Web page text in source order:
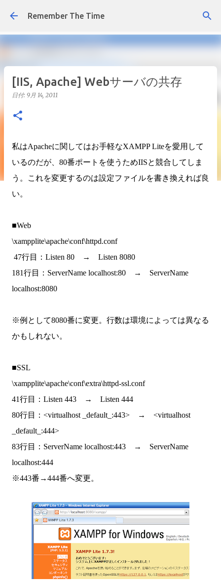
スキップしてメイン コンテンツに移動
Remember The Time
[IIS, Apache] Webサーバの共存
日付: 9月 14, 2011
私はApacheに関してはお手軽なXAMPP Liteを愛用して
いるのだが、80番ポートを使うためIISと競合してしま
う。これを変更するのは設定ファイルを書き換えれば良
い。
■Web
\xampplite\apache\conf\httpd.conf
47行目：Listen 80 → Listen 8080
181行目：ServerName localhost:80 → ServerName
localhost:8080
※例として8080番に変更。行数は環境によっては異なる
かもしれない。
■SSL
\xampplite\apache\conf\extra\httpd-ssl.conf
41行目：Listen 443 → Listen 444
80行目：<virtualhost _default_:443> → <virtualhost
_default_:444>
83行目：ServerName localhost:443 → ServerName
localhost:444
※443番→444番へ変更。